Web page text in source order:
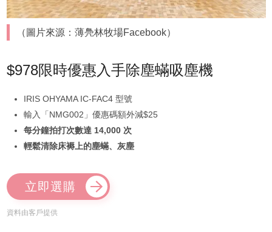
（圖片來源：薄鳧林牧場Facebook）
$978限時優惠入手除塵蟎吸塵機
IRIS OHYAMA IC-FAC4 型號
輸入「NMG002」優惠碼額外減$25
每分鐘拍打次數達 14,000 次
輕鬆清除床褥上的塵蟎、灰塵
立即選購
資料由客戶提供